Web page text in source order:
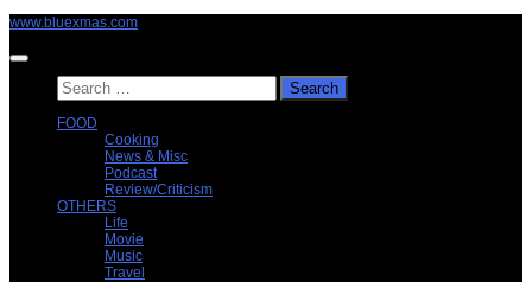
Skip
content
www.bluexmas.com
Search
for:
FOOD
Cooking
News & Misc
Podcast
Review/Criticism
OTHERS
Life
Movie
Music
Travel